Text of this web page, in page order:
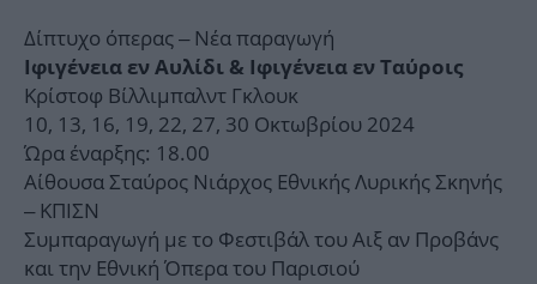
Δίπτυχο όπερας – Νέα παραγωγή
Ιφιγένεια εν Αυλίδι & Ιφιγένεια εν Ταύροις
Κρίστοφ Βίλλιμπαλντ Γκλουκ
10, 13, 16, 19, 22, 27, 30 Οκτωβρίου 2024
Ώρα έναρξης: 18.00
Αίθουσα Σταύρος Νιάρχος Εθνικής Λυρικής Σκηνής
– ΚΠΙΣΝ
Συμπαραγωγή με το Φεστιβάλ του Αιξ αν Προβάνς
και την Εθνική Όπερα του Παρισιού